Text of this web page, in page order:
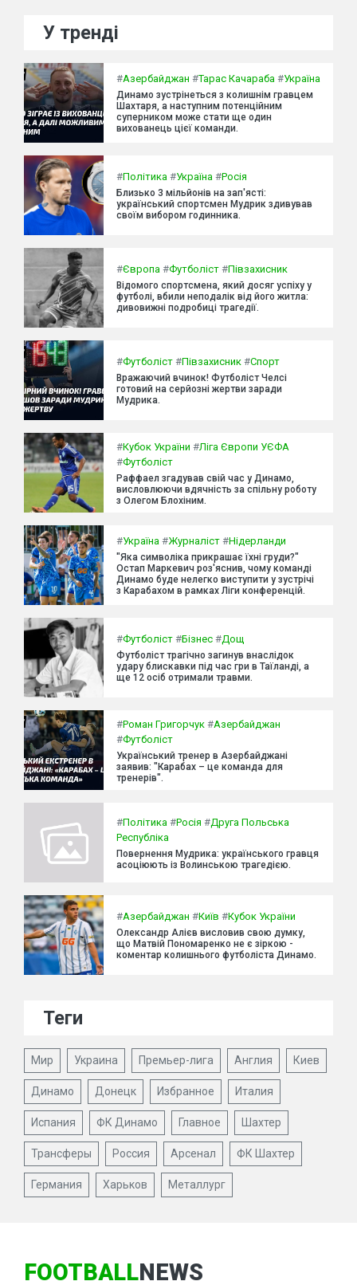
У тренді
#Азербайджан #Тарас Качараба #Україна
Динамо зустрінеться з колишнім гравцем
Шахтаря, а наступним потенційним
суперником може стати ще один
вихованець цієї команди.
#Політика #Україна #Росія
Близько 3 мільйонів на зап'ясті:
український спортсмен Мудрик здивував
своїм вибором годинника.
#Європа #Футболіст #Півзахисник
Відомого спортсмена, який досяг успіху у
футболі, вбили неподалік від його житла:
дивовижні подробиці трагедії.
#Футболіст #Півзахисник #Спорт
Вражаючий вчинок! Футболіст Челсі
готовий на серйозні жертви заради
Мудрика.
#Кубок України #Ліга Європи УЄФА
#Футболіст
Раффаел згадував свій час у Динамо,
висловлюючи вдячність за спільну роботу
з Олегом Блохіним.
#Україна #Журналіст #Нідерланди
"Яка символіка прикрашає їхні груди?"
Остап Маркевич роз'яснив, чому команді
Динамо буде нелегко виступити у зустрічі
з Карабахом в рамках Ліги конференцій.
#Футболіст #Бізнес #Дощ
Футболіст трагічно загинув внаслідок
удару блискавки під час гри в Таїланді, а
ще 12 осіб отримали травми.
#Роман Григорчук #Азербайджан
#Футболіст
Український тренер в Азербайджані
заявив: "Карабах – це команда для
тренерів".
#Політика #Росія #Друга Польська
Республіка
Повернення Мудрика: українського гравця
асоціюють із Волинською трагедією.
#Азербайджан #Київ #Кубок України
Олександр Алієв висловив свою думку,
що Матвій Пономаренко не є зіркою -
коментар колишнього футболіста Динамо.
Теги
Мир Украина Премьер-лига Англия Киев
Динамо Донецк Избранное Италия
Испания ФК Динамо Главное Шахтер
Трансферы Россия Арсенал ФК Шахтер
Германия Харьков Металлург
FOOTBALLNEWS